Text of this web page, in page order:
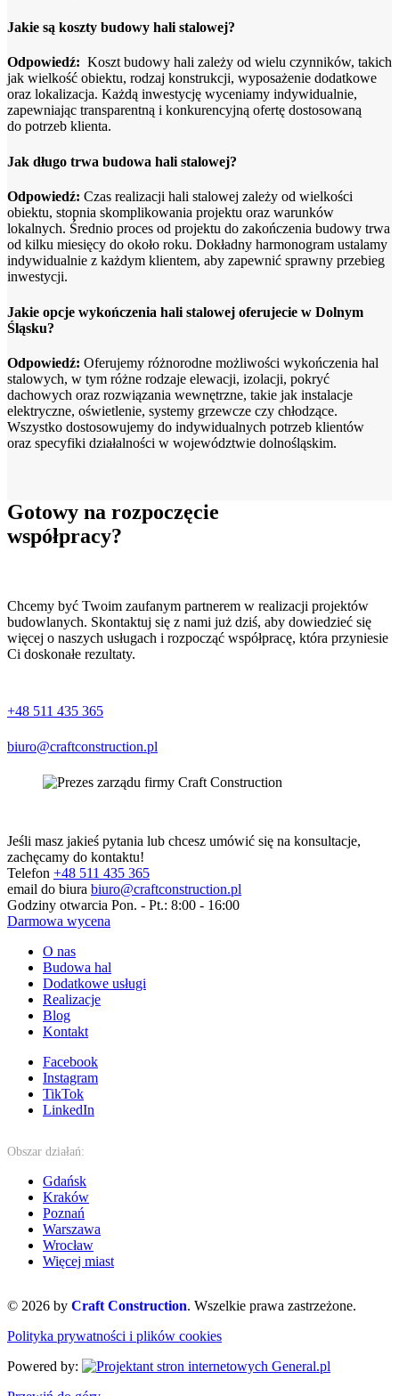
Jakie są koszty budowy hali stalowej?
Odpowiedź: Koszt budowy hali zależy od wielu czynników, takich
jak wielkość obiektu, rodzaj konstrukcji, wyposażenie dodatkowe
oraz lokalizacja. Każdą inwestycję wyceniamy indywidualnie,
zapewniając transparentną i konkurencyjną ofertę dostosowaną
do potrzeb klienta.
Jak długo trwa budowa hali stalowej?
Odpowiedź: Czas realizacji hali stalowej zależy od wielkości
obiektu, stopnia skomplikowania projektu oraz warunków
lokalnych. Średnio proces od projektu do zakończenia budowy trwa
od kilku miesięcy do około roku. Dokładny harmonogram ustalamy
indywidualnie z każdym klientem, aby zapewnić sprawny przebieg
inwestycji.
Jakie opcje wykończenia hali stalowej oferujecie w Dolnym
Śląsku?
Odpowiedź: Oferujemy różnorodne możliwości wykończenia hal
stalowych, w tym różne rodzaje elewacji, izolacji, pokryć
dachowych oraz rozwiązania wewnętrzne, takie jak instalacje
elektryczne, oświetlenie, systemy grzewcze czy chłodzące.
Wszystko dostosowujemy do indywidualnych potrzeb klientów
oraz specyfiki działalności w województwie dolnośląskim.
Gotowy na rozpoczęcie
współpracy?
Chcemy być Twoim zaufanym partnerem w realizacji projektów
budowlanych. Skontaktuj się z nami już dziś, aby dowiedzieć się
więcej o naszych usługach i rozpocząć współpracę, która przyniesie
Ci doskonałe rezultaty.
+48 511 435 365
biuro@craftconstruction.pl
Jeśli masz jakieś pytania lub chcesz umówić się na konsultacje,
zachęcamy do kontaktu!
Telefon +48 511 435 365
email do biura biuro@craftconstruction.pl
Godziny otwarcia Pon. - Pt.: 8:00 - 16:00
Darmowa wycena
O nas
Budowa hal
Dodatkowe usługi
Realizacje
Blog
Kontakt
Facebook
Instagram
TikTok
LinkedIn
Obszar działań:
Gdańsk
Kraków
Poznań
Warszawa
Wrocław
Więcej miast
© 2026 by Craft Construction. Wszelkie prawa zastrzeżone.
Polityka prywatności i plików cookies
Powered by: